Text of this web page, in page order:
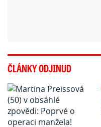
ČLÁNKY ODJINUD